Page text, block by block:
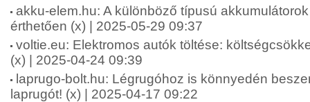
akku-elem.hu: A különböző típusú
érthetően (x) | 2025-05-29 09:37
voltie.eu: Elektromos autók töltése:
(x) | 2025-04-24 09:39
laprugo-bolt.hu: Légrugóhoz is könnyedén
laprugót! (x) | 2025-04-17 09:22